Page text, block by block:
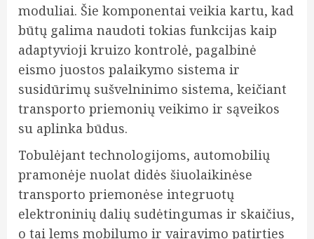
moduliai. Šie komponentai veikia kartu, kad
būtų galima naudoti tokias funkcijas kaip
adaptyvioji kruizo kontrolė, pagalbinė
eismo juostos palaikymo sistema ir
susidūrimų sušvelninimo sistema, keičiant
transporto priemonių veikimo ir sąveikos
su aplinka būdus.
Tobulėjant technologijoms, automobilių
pramonėje nuolat didės šiuolaikinėse
transporto priemonėse integruotų
elektroninių dalių sudėtingumas ir skaičius,
o tai lems mobilumo ir vairavimo patirties